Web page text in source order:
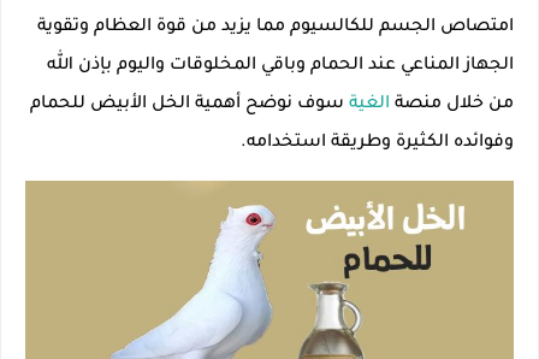
امتصاص الجسم للكالسيوم مما يزيد من قوة العظام وتقوية
الجهاز المناعي عند الحمام وباقي المخلوقات واليوم بإذن الله
من خلال منصة الغية سوف نوضح أهمية الخل الأبيض للحمام
وفوائده الكثيرة وطريقة استخدامه.